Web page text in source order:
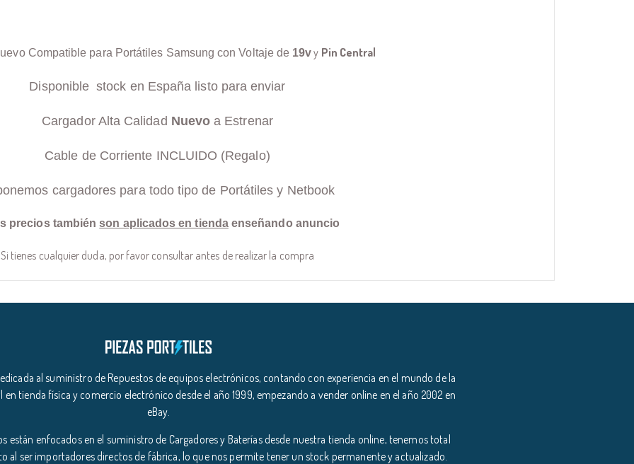
Compatible para Portátiles Samsung con Voltaje de 19v y Pin Central
Disponible stock en España listo para enviar
Cargador Alta Calidad Nuevo a Estrenar
Cable de Corriente INCLUIDO (Regalo)
cargadores para todo tipo de Portátiles y Netbook
precios también son aplicados en tienda enseñando anuncio
Si tienes cualquier duda, por favor consultar antes de realizar la compra
al suministro de Repuestos de equipos electrónicos, contando con experiencia en el mundo de la
tienda física y comercio electrónico desde el año 1999, empezando a vender online en el año 2002 en
eBay.
están enfocados en el suministro de Cargadores y Baterías desde nuestra tienda online, tenemos total
al ser importadores directos de fábrica, lo que nos permite tener un stock permanente y actualizado.